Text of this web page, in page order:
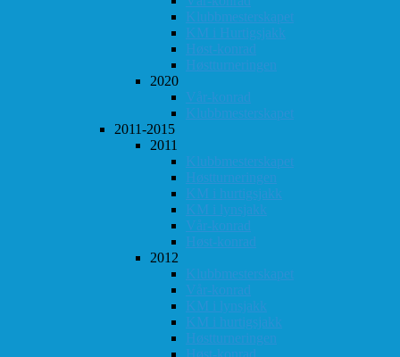
Klubbmesterskapet
KM i Hurtigsjakk
Høst-konrad
Høstturneringen
2020
Vår-konrad
Klubbmesterskapet
2011-2015
2011
Klubbmesterskapet
Høstturneringen
KM i hurtigsjakk
KM i lynsjakk
Vår-konrad
Høst-konrad
2012
Klubbmesterskapet
Vår-konrad
KM i lynsjakk
KM i hurtigsjakk
Høstturneringen
Høst-konrad